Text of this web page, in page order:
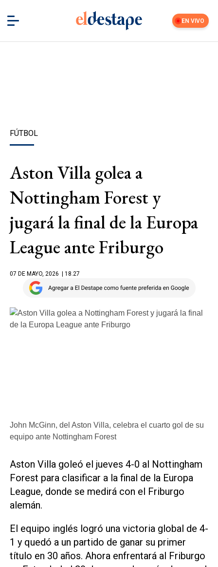
EN VIVO
FÚTBOL
Aston Villa golea a
Nottingham Forest y
jugará la final de la Europa
League ante Friburgo
07 DE MAYO, 2026 | 18.27
John McGinn, del Aston Villa, celebra el cuarto gol de su
equipo ante Nottingham Forest
Aston Villa goleó el jueves 4-0 al Nottingham
Forest para clasificar a la ‌final de la ‌Europa
League, donde se medirá con el Friburgo
alemán.
El equipo inglés logró una victoria global de 4-
1 y quedó a un partido de ganar su primer
título en 30 años. Ahora enfrentará al Friburgo